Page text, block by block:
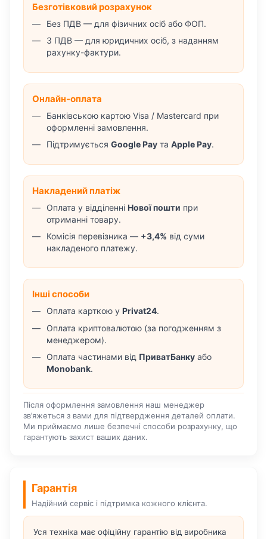
Безготівковий розрахунок
Без ПДВ — для фізичних осіб або ФОП.
З ПДВ — для юридичних осіб, з наданням
рахунку-фактури.
Онлайн-оплата
Банківською картою Visa / Mastercard при
оформленні замовлення.
Підтримується Google Pay та Apple Pay.
Накладений платіж
Оплата у відділенні Нової пошти при
отриманні товару.
Комісія перевізника — +3,4% від суми
накладеного платежу.
Інші способи
Оплата карткою у Privat24.
Оплата криптовалютою (за погодженням з
менеджером).
Оплата частинами від ПриватБанку або
Monobank.
Після оформлення замовлення наш менеджер
зв’яжеться з вами для підтвердження деталей оплати.
Ми приймаємо лише безпечні способи розрахунку, що
гарантують захист ваших даних.
Гарантія
Надійний сервіс і підтримка кожного клієнта.
Уся техніка має офіційну гарантію від виробника